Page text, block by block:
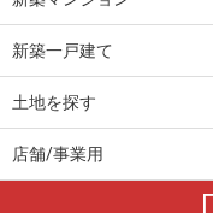
新築一戸建て
土地を探す
店舗/事業用